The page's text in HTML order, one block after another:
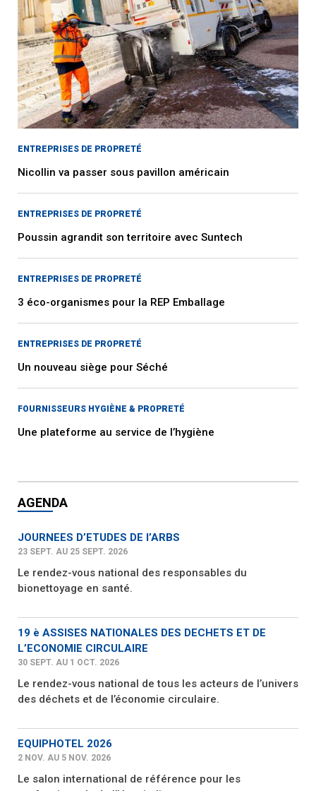
ENTREPRISES DE PROPRETÉ
Nicollin va passer sous pavillon américain
ENTREPRISES DE PROPRETÉ
Poussin agrandit son territoire avec Suntech
ENTREPRISES DE PROPRETÉ
3 éco-organismes pour la REP Emballage
ENTREPRISES DE PROPRETÉ
Un nouveau siège pour Séché
FOURNISSEURS HYGIÈNE & PROPRETÉ
Une plateforme au service de l’hygiène
AGENDA
JOURNEES D’ETUDES DE l’ARBS
23 SEPT. AU 25 SEPT. 2026
Le rendez-vous national des responsables du
bionettoyage en santé.
19 è ASSISES NATIONALES DES DECHETS ET DE
L’ECONOMIE CIRCULAIRE
30 SEPT. AU 1 OCT. 2026
Le rendez-vous national de tous les acteurs de l’univers
des déchets et de l’économie circulaire.
EQUIPHOTEL 2026
2 NOV. AU 5 NOV. 2026
Le salon international de référence pour les